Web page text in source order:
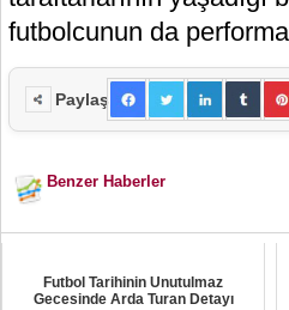
futbolcunun da
Paylaş
Benzer Haberler
Futbol Tarihinin Unutulmaz
Gecesinde Arda Turan Detayı